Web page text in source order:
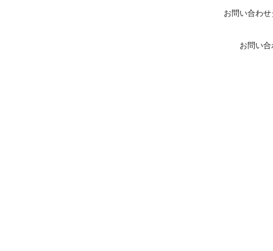
お問い合わ
お問い